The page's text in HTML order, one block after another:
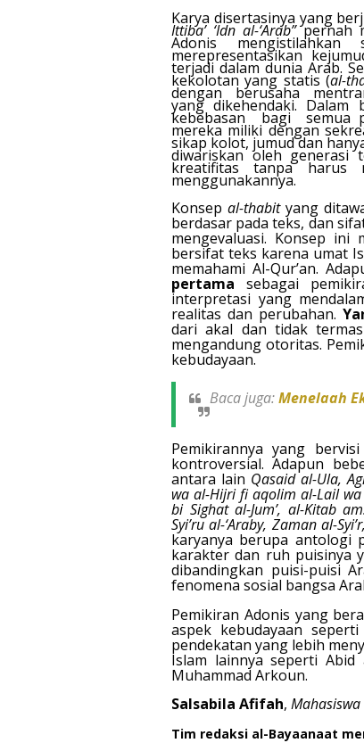
Karya disertasinya yang
Ittiba’ ‘Idn al-‘Arab”pernah
Adonis
merepresentasikan
terjadi dalam dunia Arab.
kekolotan yang statis (al-
dengan berusaha
yang dikehendaki.
kebebasan bagi semua
mereka miliki dengan
sikap kolot, jumud dan
diwariskan oleh generasi
kreatifitas tanpa harus
menggunakannya.
Konsepal-thabityang
berdasar pada teks, dan
mengevaluasi. Konsep ini
bersifat teks karena umat
memahami Al-Qur’an.
pertama sebagai
interpretasi yang
realitas dan perubahan.
dari akal dan tidak
mengandung otoritas.
kebudayaan.
Baca juga:Menelaah
Pemikirannya yang
kontroversial. Adapun
antara lain Qasaid al-Ula,
wa al-Hijri fi aqolim al-Lail
bi Sighat al-Jum’, al-Kitab
Syi’ru al-‘Araby, Zaman al-
karyanya berupa antologi
karakter dan ruh puisinya
dibandingkan puisi-puisi
fenomena sosial bangsa
Pemikiran Adonis yang
aspek kebudayaan
pendekatan yang lebih
Islam lainnya seperti Abid
Muhammad Arkoun.
Salsabila Afifah,
Tim redaksi al-Bayaanaat